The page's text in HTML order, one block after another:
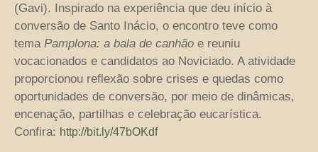
(Gavi). Inspirado na experiência que deu início à
conversão de Santo Inácio, o encontro teve como
tema Pamplona: a bala de canhão e reuniu
vocacionados e candidatos ao Noviciado. A atividade
proporcionou reflexão sobre crises e quedas como
oportunidades de conversão, por meio de dinâmicas,
encenação, partilhas e celebração eucarística.
Confira: http://bit.ly/47bOKdf